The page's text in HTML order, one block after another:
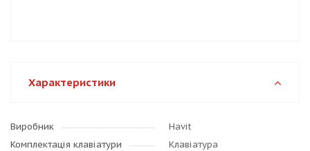
Характеристики
Виробник
Havit
Комплектація клавіатури
Клавіатура